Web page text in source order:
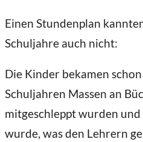
Einen Stundenplan
Schuljahre auch nicht:
Die Kinder bekamen
Schuljahren Massen an
mitgeschleppt wurden
wurde, was den Lehrern